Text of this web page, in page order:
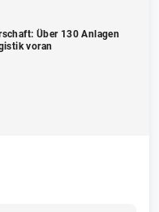
Über 130 Anlagen
voran